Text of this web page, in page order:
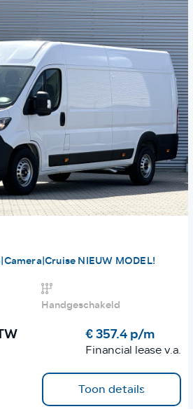
NIEUW MODEL!
Handgeschakeld
€ 357.4 p/m
Financial lease v.a.
Toon details